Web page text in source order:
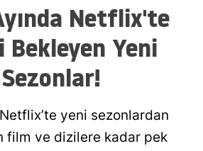
Netflix'te
Yeni
yeni sezonlardan
film ve dizilere kadar pek